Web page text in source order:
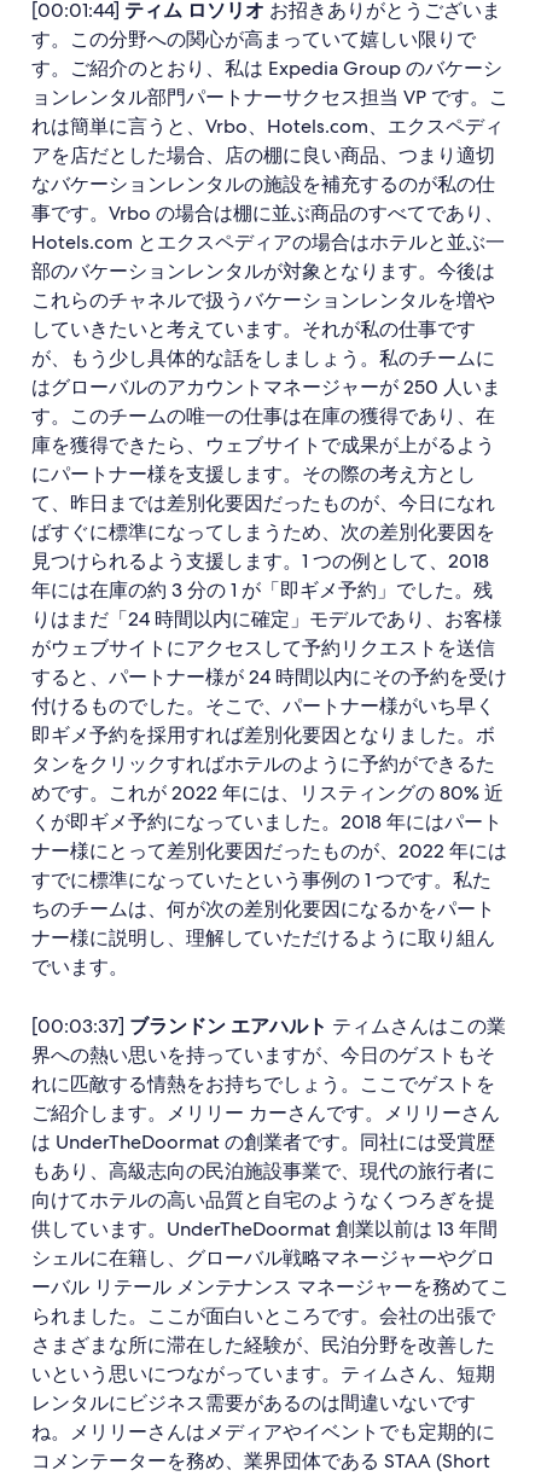
[00:01:44] ティム ロソリオ お招きありがとうございま
す。この分野への関心が高まっていて嬉しい限りで
す。ご紹介のとおり、私は Expedia Group のバケーシ
ョンレンタル部門パートナーサクセス担当 VP です。こ
れは簡単に言うと、Vrbo、Hotels.com、エクスペディ
アを店だとした場合、店の棚に良い商品、つまり適切
なバケーションレンタルの施設を補充するのが私の仕
事です。Vrbo の場合は棚に並ぶ商品のすべてであり、
Hotels.com とエクスペディアの場合はホテルと並ぶ一
部のバケーションレンタルが対象となります。今後は
これらのチャネルで扱うバケーションレンタルを増や
していきたいと考えています。それが私の仕事です
が、もう少し具体的な話をしましょう。私のチームに
はグローバルのアカウントマネージャーが 250 人いま
す。このチームの唯一の仕事は在庫の獲得であり、在
庫を獲得できたら、ウェブサイトで成果が上がるよう
にパートナー様を支援します。その際の考え方とし
て、昨日までは差別化要因だったものが、今日になれ
ばすぐに標準になってしまうため、次の差別化要因を
見つけられるよう支援します。1 つの例として、2018
年には在庫の約 3 分の 1 が「即ギメ予約」でした。残
りはまだ「24 時間以内に確定」モデルであり、お客様
がウェブサイトにアクセスして予約リクエストを送信
すると、パートナー様が 24 時間以内にその予約を受け
付けるものでした。そこで、パートナー様がいち早く
即ギメ予約を採用すれば差別化要因となりました。ボ
タンをクリックすればホテルのように予約ができるた
めです。これが 2022 年には、リスティングの 80% 近
くが即ギメ予約になっていました。2018 年にはパート
ナー様にとって差別化要因だったものが、2022 年には
すでに標準になっていたという事例の 1 つです。私た
ちのチームは、何が次の差別化要因になるかをパート
ナー様に説明し、理解していただけるように取り組ん
でいます。
[00:03:37] ブランドン エアハルト ティムさんはこの業
界への熱い思いを持っていますが、今日のゲストもそ
れに匹敵する情熱をお持ちでしょう。ここでゲストを
ご紹介します。メリリー カーさんです。メリリーさん
は UnderTheDoormat の創業者です。同社には受賞歴
もあり、高級志向の民泊施設事業で、現代の旅行者に
向けてホテルの高い品質と自宅のようなくつろぎを提
供しています。UnderTheDoormat 創業以前は 13 年間
シェルに在籍し、グローバル戦略マネージャーやグロ
ーバル リテール メンテナンス マネージャーを務めてこ
られました。ここが面白いところです。会社の出張で
さまざまな所に滞在した経験が、民泊分野を改善した
いという思いにつながっています。ティムさん、短期
レンタルにビジネス需要があるのは間違いないです
ね。メリリーさんはメディアやイベントでも定期的に
コメンテーターを務め、業界団体である STAA (Short